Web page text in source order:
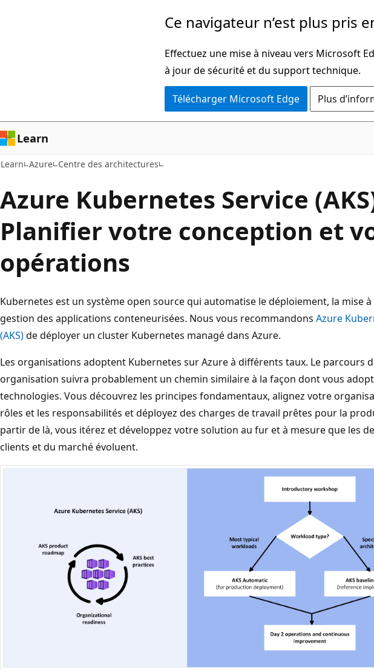
Ce navigateur n’est plus pris
Effectuez une mise à niveau vers Microsoft
à jour de sécurité et du support technique.
Télécharger Microsoft Edge Plus
Learn
Learn Azure Centre des architectures
Azure Kubernetes Service
Planifier votre conception et
opérations
Kubernetes est un système open source qui automatise le déploiement, la mise à
gestion des applications conteneurisées. Nous vous recommandons Azure
(AKS)de déployer un cluster Kubernetes managé dans Azure.
Les organisations adoptent Kubernetes sur Azure à différents taux. Le parcours
organisation suivra probablement un chemin similaire à la façon dont vous
technologies. Vous découvrez les principes fondamentaux, alignez votre
rôles et les responsabilités et déployez des charges de travail prêtes pour la
partir de là, vous itérez et développez votre solution au fur et à mesure que les
clients et du marché évoluent.